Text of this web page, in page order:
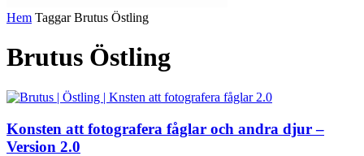
Hem Taggar Brutus Östling
Brutus Östling
Konsten att fotografera fåglar och andra djur –
Version 2.0